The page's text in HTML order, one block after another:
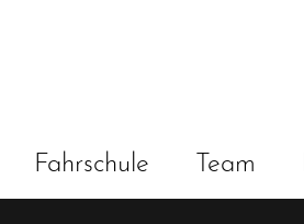
Fahrschule Team